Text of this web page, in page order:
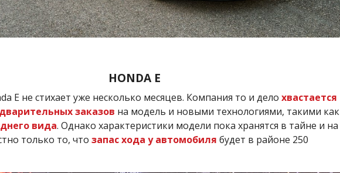
HONDA E
E не стихает уже несколько месяцев. Компания то и дело хвастается
заказов на модель и новыми технологиями, такими как
вида. Однако характеристики модели пока хранятся в тайне и на
только то, что запас хода у автомобиля будет в районе 250